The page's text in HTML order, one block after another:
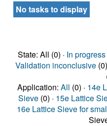
No tasks to display
State: All (0) · In progress
Validation inconclusive(0)
Application: All (0) · 14e
Sieve (0) · 15e Lattice
16e Lattice Sieve for